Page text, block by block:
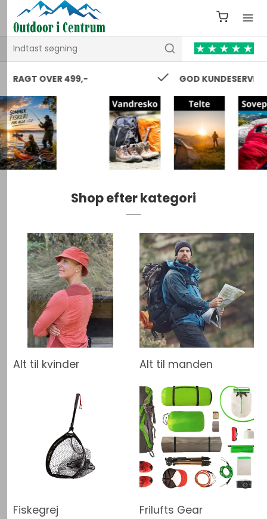
GOD KUNDESERVICE 24/7
Shop efter kategori
Alt til kvinder Alt til manden
Fiskegrej Frilufts Gear